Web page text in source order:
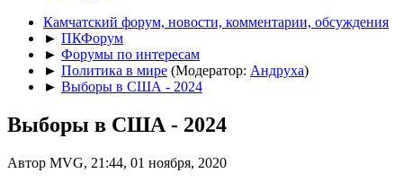
Камчатский форум, новости, комментарии, обсуждения
► ПКФорум
► Форумы по интересам
► Политика в мире (Модератор: Андруха)
► Выборы в США - 2024
Выборы в США - 2024
Автор MVG, 21:44, 01 ноября, 2020